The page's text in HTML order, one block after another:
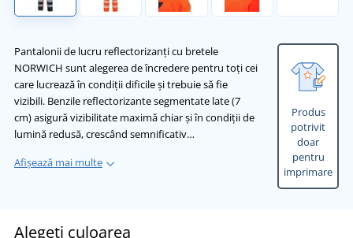
Pantalonii de lucru reflectorizanți cu bretele
NORWICH sunt alegerea de încredere pentru toți cei
care lucrează în condiții dificile și trebuie să fie
vizibili. Benzile reflectorizante segmentate late (7
cm) asigură vizibilitate maximă chiar și în condiții de
lumină redusă, crescând semnificativ…
Afișează mai multe
Produs
potrivit
doar
pentru
imprimare
Alegeți culoarea